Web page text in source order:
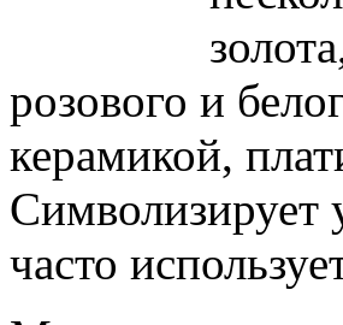
розового и
керамикой,
Символизирует
часто